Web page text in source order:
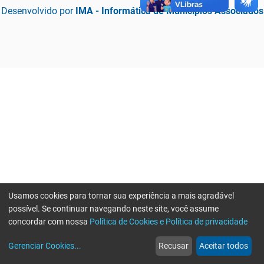
Desenvolvido por IMA - Informática de Municípios Associados
web
Notícias
more_horiz
Mais
Usamos cookies para tornar sua experiência a mais agradável
possível. Se continuar navegando neste site, você assume
concordar com nossa Política de Cookies e Política de privacidade
Gerenciar Cookies... Recusar Aceitar todos
Erro ao enviar informações, por favor tente novamente